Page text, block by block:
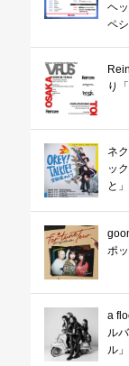
ヘ
ペ
り
ネ
ッ
と
ポ
a
ル
ル